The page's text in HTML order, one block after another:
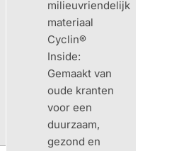
milieuvriendelijk
materiaal
Cyclin®
Inside:
Gemaakt van
oude kranten
voor een
duurzaam,
gezond en